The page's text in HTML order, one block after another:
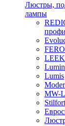
Люстры,
лампы
Lumis
MW-
Stilfort